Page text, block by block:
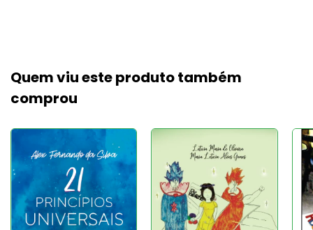
Quem viu este produto também
comprou